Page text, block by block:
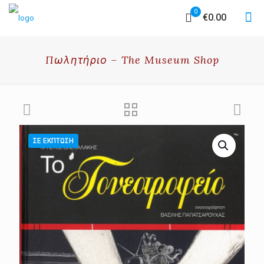
0
€0.00
Πωλητήριο – The Museum Shop
ΣΕ ΈΚΠΤΩΣΗ